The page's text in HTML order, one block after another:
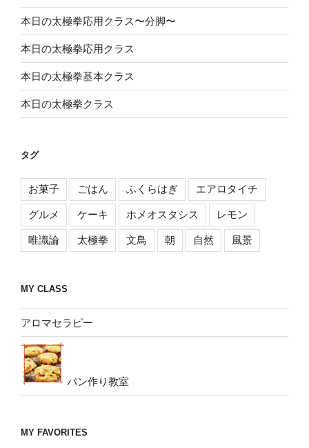
本日の太極拳応用クラス〜分脚〜
本日の太極拳応用クラス
本日の太極拳基本クラス
本日の太極拳クラス
タグ
お菓子 ごはん ふくらはぎ エアロタイチ
グルメ ケーキ ホメオスタシス レモン
唯識論 太極拳 文鳥 朝 自然 風景
MY CLASS
アロマセラピー
パン作り教室
MY FAVORITES